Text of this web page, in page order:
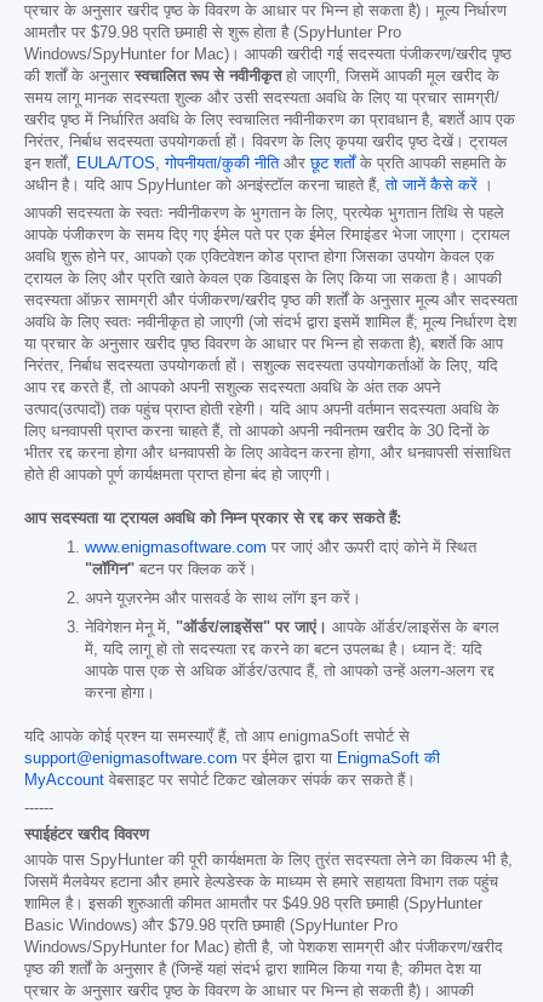
प्रचार के अनुसार खरीद पृष्ठ के विवरण के आधार पर भिन्न हो सकता है)। मूल्य निर्धारण
आमतौर पर $79.98 प्रति छमाही से शुरू होता है (SpyHunter Pro
Windows/SpyHunter for Mac)। आपकी खरीदी गई सदस्यता पंजीकरण/खरीद पृष्ठ
की शर्तों के अनुसार स्वचालित रूप से नवीनीकृतहो जाएगी, जिसमें आपकी मूल खरीद के
समय लागू मानक सदस्यता शुल्क और उसी सदस्यता अवधि के लिए या प्रचार सामग्री/
खरीद पृष्ठ में निर्धारित अवधि के लिए स्वचालित नवीनीकरण का प्रावधान है, बशर्ते आप एक
निरंतर, निर्बाध सदस्यता उपयोगकर्ता हों। विवरण के लिए कृपया खरीद पृष्ठ देखें। ट्रायल
इन शर्तों,
EULA/TOS ,गोपनीयता/कुकी नीतिऔरछूट शर्तोंके प्रति आपकी सहमति के
अधीन है। यदि आप SpyHunter को अनइंस्टॉल करना चाहते हैं,तो जानें कैसे करें ।
आपकी सदस्यता के स्वतः नवीनीकरण के भुगतान के लिए, प्रत्येक भुगतान तिथि से पहले
आपके पंजीकरण के समय दिए गए ईमेल पते पर एक ईमेल रिमाइंडर भेजा जाएगा। ट्रायल
अवधि शुरू होने पर, आपको एक एक्टिवेशन कोड प्राप्त होगा जिसका उपयोग केवल एक
ट्रायल के लिए और प्रति खाते केवल एक डिवाइस के लिए किया जा सकता है। आपकी
सदस्यता ऑफ़र सामग्री और पंजीकरण/खरीद पृष्ठ की शर्तों के अनुसार मूल्य और सदस्यता
अवधि के लिए स्वतः नवीनीकृत हो जाएगी (जो संदर्भ द्वारा इसमें शामिल हैं; मूल्य निर्धारण देश
या प्रचार के अनुसार खरीद पृष्ठ विवरण के आधार पर भिन्न हो सकता है), बशर्ते कि आप
निरंतर, निर्बाध सदस्यता उपयोगकर्ता हों। सशुल्क सदस्यता उपयोगकर्ताओं के लिए, यदि
आप रद्द करते हैं, तो आपको अपनी सशुल्क सदस्यता अवधि के अंत तक अपने
उत्पाद(उत्पादों) तक पहुंच प्राप्त होती रहेगी। यदि आप अपनी वर्तमान सदस्यता अवधि के
लिए धनवापसी प्राप्त करना चाहते हैं, तो आपको अपनी नवीनतम खरीद के 30 दिनों के
भीतर रद्द करना होगा और धनवापसी के लिए आवेदन करना होगा, और धनवापसी संसाधित
होते ही आपको पूर्ण कार्यक्षमता प्राप्त होना बंद हो जाएगी।
आप सदस्यता या ट्रायल अवधि को निम्न प्रकार से रद्द कर सकते हैं:
www.enigmasoftware.com पर जाएं और ऊपरी दाएं कोने में स्थित
"लॉगिन" बटन पर क्लिक करें।
अपने यूज़रनेम और पासवर्ड के साथ लॉग इन करें।
नेविगेशन मेनू में, "ऑर्डर/लाइसेंस" पर जाएं। आपके ऑर्डर/लाइसेंस के बगल
में, यदि लागू हो तो सदस्यता रद्द करने का बटन उपलब्ध है। ध्यान दें: यदि
आपके पास एक से अधिक ऑर्डर/उत्पाद हैं, तो आपको उन्हें अलग-अलग रद्द
करना होगा।
यदि आपके कोई प्रश्न या समस्याएँ हैं, तो आप enigmaSoft सपोर्ट से
support@enigmasoftware.com पर ईमेल द्वारा या EnigmaSoft की
MyAccount वेबसाइट पर सपोर्ट टिकट खोलकर संपर्क कर सकते हैं।
------
स्पाईहंटर खरीद विवरण
आपके पास SpyHunter की पूरी कार्यक्षमता के लिए तुरंत सदस्यता लेने का विकल्प भी है,
जिसमें मैलवेयर हटाना और हमारे हेल्पडेस्क के माध्यम से हमारे सहायता विभाग तक पहुंच
शामिल है। इसकी शुरुआती कीमत आमतौर पर $49.98 प्रति छमाही (SpyHunter
Basic Windows) और $79.98 प्रति छमाही (SpyHunter Pro
Windows/SpyHunter for Mac) होती है, जो पेशकश सामग्री और पंजीकरण/खरीद
पृष्ठ की शर्तों के अनुसार है (जिन्हें यहां संदर्भ द्वारा शामिल किया गया है; कीमत देश या
प्रचार के अनुसार खरीद पृष्ठ के विवरण के आधार पर भिन्न हो सकती है)। आपकी